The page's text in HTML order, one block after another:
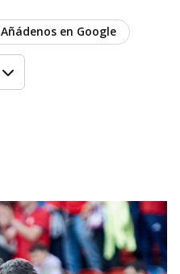
Añádenos en Google